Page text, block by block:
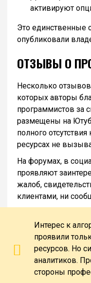
активируют
Это единственные
опубликовали
ОТЗЫВЫ О
Несколько
которых авторы
программистов за
размещены на
полного
ресурсах не
На форумах, в
проявляют
жалоб,
клиентами, ни
Интерес к
проявили
ресурсов. Но
аналитиков.
стороны